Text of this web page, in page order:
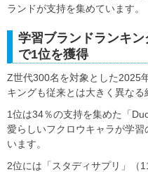
ランドが支持を集めています。
学習ブランドランキ
で1位を獲得
Z世代300名を対象とした2025
キングも従来とは大きく異なる
1位は34％の支持を集めた「
愛らしいフクロウキャラが学
います。
2位には「スタディサプリ」（